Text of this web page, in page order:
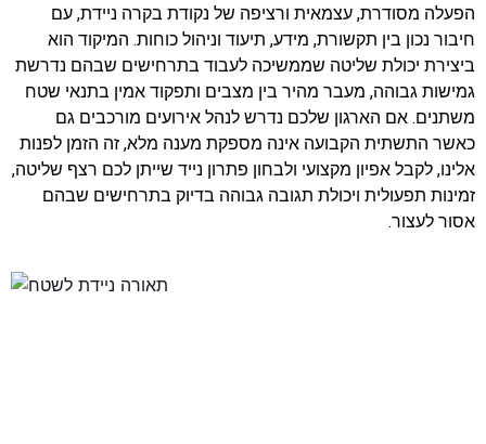
הפעלה מסודרת, עצמאית ורציפה של נקודת בקרה ניידת, עם
חיבור נכון בין תקשורת, מידע, תיעוד וניהול כוחות. המיקוד הוא
ביצירת יכולת שליטה שממשיכה לעבוד בתרחישים שבהם נדרשת
גמישות גבוהה, מעבר מהיר בין מצבים ותפקוד אמין בתנאי שטח
משתנים. אם הארגון שלכם נדרש לנהל אירועים מורכבים גם
כאשר התשתית הקבועה אינה מספקת מענה מלא, זה הזמן לפנות
אלינו, לקבל אפיון מקצועי ולבחון פתרון נייד שייתן לכם רצף שליטה,
זמינות תפעולית ויכולת תגובה גבוהה בדיוק בתרחישים שבהם
אסור לעצור.